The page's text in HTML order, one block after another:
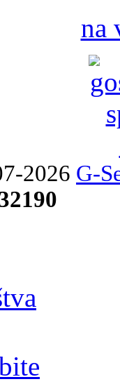
na
2026 G-